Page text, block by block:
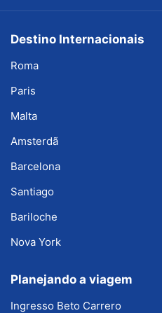
Destino Internacionais
Roma
Paris
Malta
Amsterdã
Barcelona
Santiago
Bariloche
Nova York
Planejando a viagem
Ingresso Beto Carrero